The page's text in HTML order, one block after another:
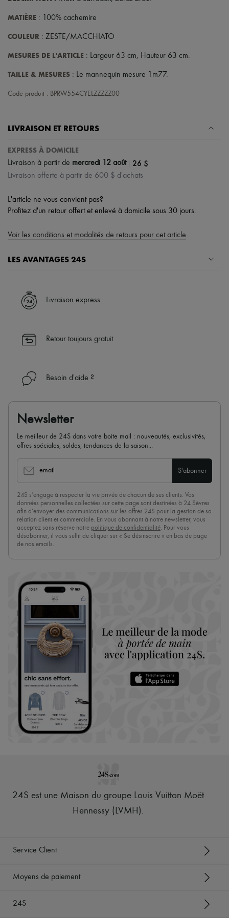
MATIÈRE : 100% cachemire
COULEUR : ZESTE/MACCHIATO
MESURES DE L'ARTICLE : Largeur 63 cm, Hauteur 63 cm.
TAILLE & MESURES : Le mannequin mesure 1m77.
Code produit : BPRW554CYELZZZZZ00
LIVRAISON ET RETOURS
EXPRESS À DOMICILE
Livraison à partir de mercredi 12 août 26 $
Livraison offerte à partir de 600 $ d'achats
L'article ne vous convient pas?
Profitez d'un retour offert et enlevé à domicile sous 30 jours.
Voir les conditions et modalités de retours pour cet article
LES AVANTAGES 24S
✓ Bénéficiez de la livraison express dans plus de 100 pays
✓ Soyez libre de changer d’avis, les retours sont toujours offerts
client 24h/24
En savoir plus sur 24S, une maison du groupe LVMH
Livraison express
Retour toujours gratuit
Besoin d'aide ?
Newsletter
Le meilleur de 24S dans votre boite mail : nouveautés, exclusivités,
offres spéciales, soldes, tendances de la saison...
email S'abonner
24S s’engage à respecter la vie privée de chacun de ses clients. Vos
données personnelles collectées sur cette page sont destinées à 24 Sèvres
afin d’envoyer des communications sur les offres 24S pour la gestion de sa
relation client et commerciale. En vous abonnant à notre newsletter, vous
acceptez sans réserve notre politique de confidentialité. Pour vous
désabonner, il vous suffit de cliquer sur « Se désinscrire » en bas de page
de nos emails.
24S est une Maison du groupe Louis Vuitton Moët
Hennessy (LVMH).
Service Client
Moyens de paiement
24S